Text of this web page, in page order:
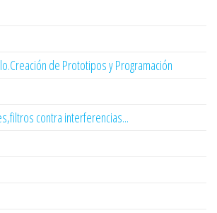
de Prototipos y Programación
contra interferencias...